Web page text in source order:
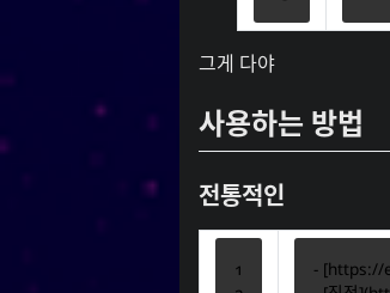
그게 다야
사용하는 방법
전통적인
- [https://